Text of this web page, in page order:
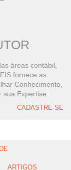
áreas contábil,
fornece as
Conhecimento,
Expertise.
CADASTRE-SE
ARTIGOS